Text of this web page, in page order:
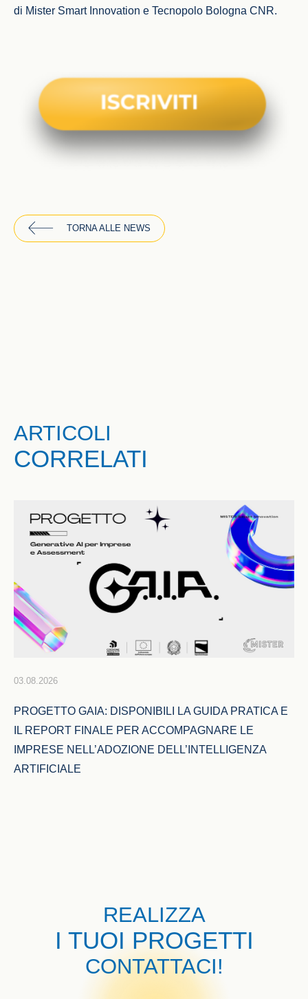
di Mister Smart Innovation e Tecnopolo Bologna CNR.
TORNA ALLE NEWS
ARTICOLI
CORRELATI
03.08.2026
PROGETTO GAIA: DISPONIBILI LA GUIDA PRATICA E
IL REPORT FINALE PER ACCOMPAGNARE LE
IMPRESE NELL’ADOZIONE DELL’INTELLIGENZA
ARTIFICIALE
REALIZZA
I TUOI PROGETTI
CONTATTACI!